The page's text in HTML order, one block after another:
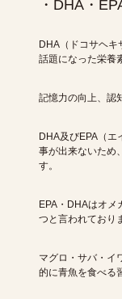
・DHA・
DHA（ドコサヘキ
話題になった栄養
記憶力の向上、認
DHA及びEPA（エ
事が出来ないため
す。
EPA・DHAはオメ
つと言われており
マグロ・サバ・イ
的に青魚を食べる